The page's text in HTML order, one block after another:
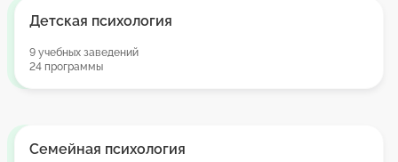
Детская психология
9 учебных заведений
24 программы
Семейная психология